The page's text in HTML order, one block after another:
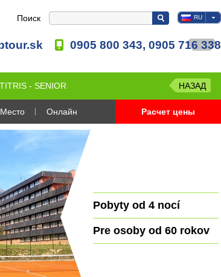
Поиск RU
0905 800 343, 0905 716 338
- SENIOR НАЗАД
Место Онлайн Расчет цены
Pobyty od 4 nocí
Pre osoby od 60 rokov